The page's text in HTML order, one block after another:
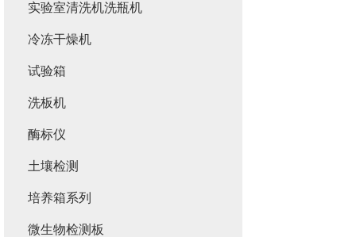
实验室清洗机洗瓶机
冷冻干燥机
试验箱
洗板机
酶标仪
土壤检测
培养箱系列
微生物检测板